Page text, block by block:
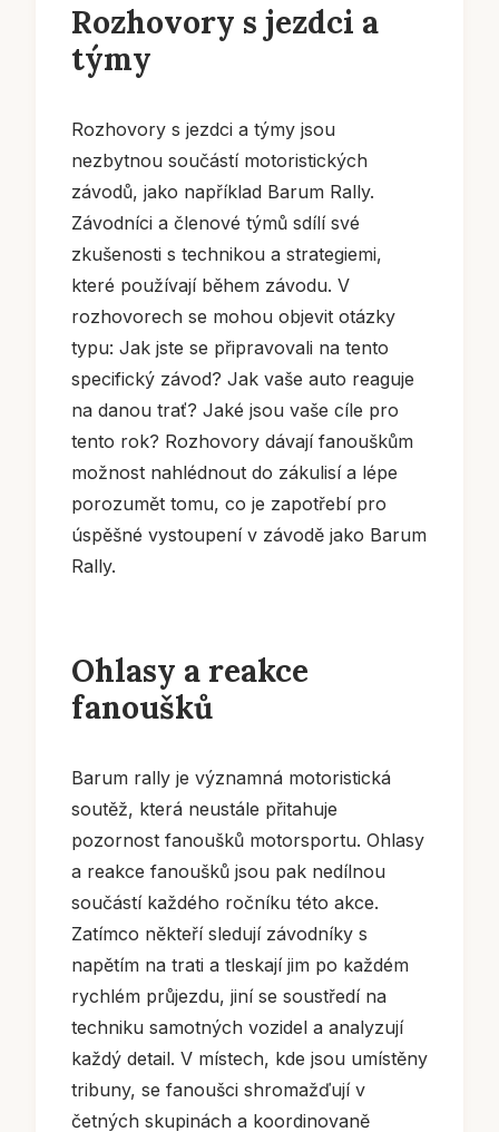
Rozhovory s jezdci a
týmy
Rozhovory s jezdci a týmy jsou
nezbytnou součástí motoristických
závodů, jako například Barum Rally.
Závodníci a členové týmů sdílí své
zkušenosti s technikou a strategiemi,
které používají během závodu. V
rozhovorech se mohou objevit otázky
typu: Jak jste se připravovali na tento
specifický závod? Jak vaše auto reaguje
na danou trať? Jaké jsou vaše cíle pro
tento rok? Rozhovory dávají fanouškům
možnost nahlédnout do zákulisí a lépe
porozumět tomu, co je zapotřebí pro
úspěšné vystoupení v závodě jako Barum
Rally.
Ohlasy a reakce
fanoušků
Barum rally je významná motoristická
soutěž, která neustále přitahuje
pozornost fanoušků motorsportu. Ohlasy
a reakce fanoušků jsou pak nedílnou
součástí každého ročníku této akce.
Zatímco někteří sledují závodníky s
napětím na trati a tleskají jim po každém
rychlém průjezdu, jiní se soustředí na
techniku samotných vozidel a analyzují
každý detail. V místech, kde jsou umístěny
tribuny, se fanoušci shromažďují v
četných skupinách a koordinovaně